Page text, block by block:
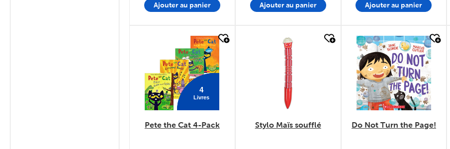
Ajouter au panier Ajouter au panier Ajouter au panier
4
Livres
Pete the Cat 4-Pack
quick look
Stylo Maïs soufflé
quick look
Do Not Turn the Page!